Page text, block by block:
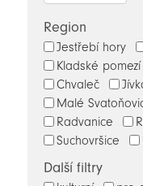
Region
Jestřebí hory
Kladské pomezí
Chvaleč
Malé
Radvanice
Suchovršice
Další filtry